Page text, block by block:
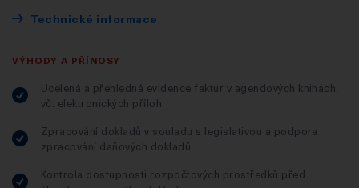
Technické informace
VÝHODY A PŘÍNOSY
Ucelená a přehledná evidence faktur v agendových knihách,
vč. elektronických příloh
Zpracování dokladů v souladu s legislativou a podpora
zpracování daňových dokladů
Kontrola dostupnosti rozpočtových prostředků před